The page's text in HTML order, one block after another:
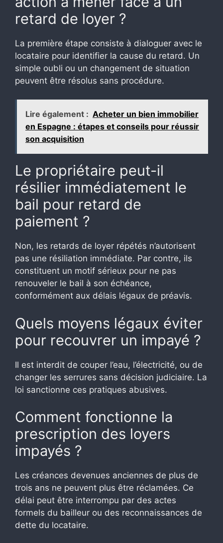
retard de loyer ?
La première étape consiste à dialoguer avec le
locataire pour identifier la cause du retard. Un
simple oubli ou un changement de situation
peuvent être résolus sans procédure.
Lire également : Acheter un bien immobilier
en Espagne : étapes et conseils pour réussir
son acquisition
Le propriétaire peut-il
résilier immédiatement le
bail pour retard de
paiement ?
Non, les retards de loyer répétés n’autorisent
pas une résiliation immédiate. Par contre, ils
constituent un motif sérieux pour ne pas
renouveler le bail à son échéance,
conformément aux délais légaux de préavis.
Quels moyens légaux éviter
pour recouvrer un impayé ?
Il est interdit de couper l’eau, l’électricité, ou de
changer les serrures sans décision judiciaire. La
loi sanctionne ces pratiques abusives.
Comment fonctionne la
prescription des loyers
impayés ?
Les créances devenues anciennes de plus de
trois ans ne peuvent plus être réclamées. Ce
délai peut être interrompu par des actes
formels du bailleur ou des reconnaissances de
dette du locataire.